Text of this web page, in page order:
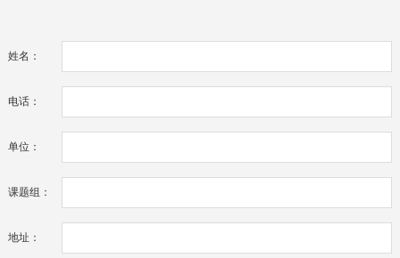
姓名：
电话：
单位：
课题组：
地址：